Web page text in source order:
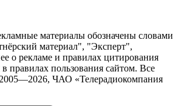
материалы обозначены словами
материал", "Эксперт",
о рекламе и правилах цитирования
правилах пользования сайтом. Все
2026, ЧАО «Телерадиокомпания